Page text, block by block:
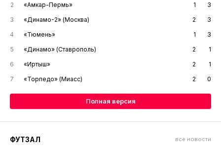
2
«Амкар-Пермь» 1
3
3
«Динамо-2» (Москва) 2
3
4
«Тюмень» 1
3
5
«Динамо» (Ставрополь) 2
1
6
«Иртыш» 2
1
7
«Торпедо» (Миасс) 2 0
Полная версия
ФУТЗАЛ все новости